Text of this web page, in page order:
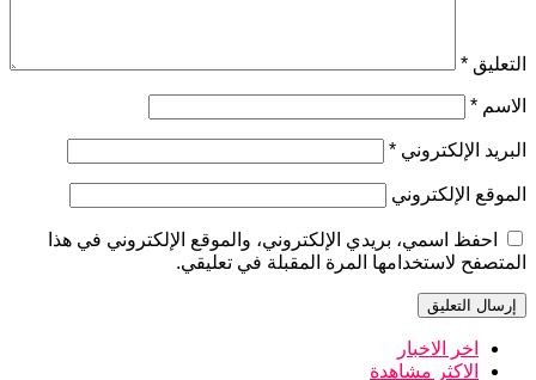
التعليق *
الاسم *
البريد الإلكتروني *
الموقع الإلكتروني
احفظ اسمي، بريدي الإلكتروني، والموقع الإلكتروني في هذا
المتصفح لاستخدامها المرة المقبلة في تعليقي.
اخر الاخبار
الاكثر مشاهدة